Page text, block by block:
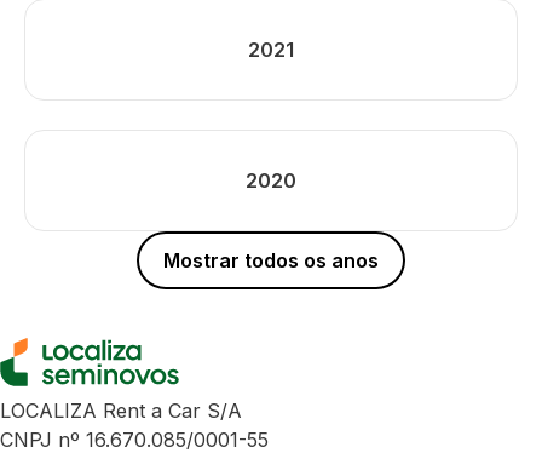
2021
2020
Mostrar todos os anos
LOCALIZA Rent a Car S/A
CNPJ nº 16.670.085/0001-55